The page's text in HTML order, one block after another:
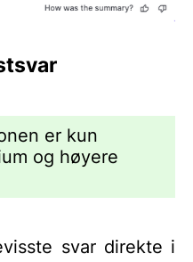
er kun
og høyere
svar direkte i